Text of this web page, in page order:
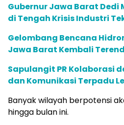
Gubernur Jawa Barat Dedi
di Tengah Krisis Industri
Gelombang Bencana
Jawa Barat Kembali
Sapulangit PR Kolaborasi
dan Komunikasi Terpadu
Banyak wilayah berpotensi
hingga bulan ini.